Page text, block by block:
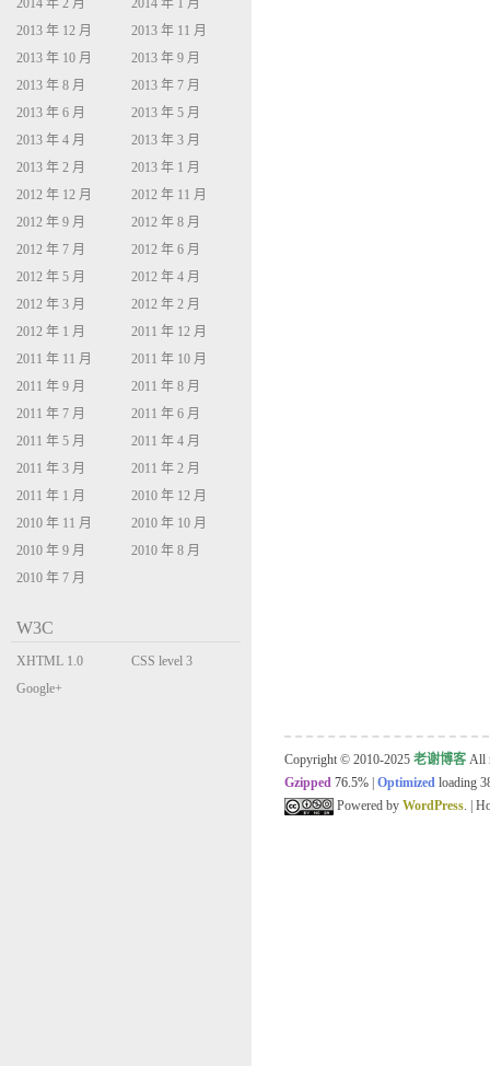
2014 年 2 月
2014 年 1 月
2013 年 12 月
2013 年 11 月
2013 年 10 月
2013 年 9 月
2013 年 8 月
2013 年 7 月
2013 年 6 月
2013 年 5 月
2013 年 4 月
2013 年 3 月
2013 年 2 月
2013 年 1 月
2012 年 12 月
2012 年 11 月
2012 年 9 月
2012 年 8 月
2012 年 7 月
2012 年 6 月
2012 年 5 月
2012 年 4 月
2012 年 3 月
2012 年 2 月
2012 年 1 月
2011 年 12 月
2011 年 11 月
2011 年 10 月
2011 年 9 月
2011 年 8 月
2011 年 7 月
2011 年 6 月
2011 年 5 月
2011 年 4 月
2011 年 3 月
2011 年 2 月
2011 年 1 月
2010 年 12 月
2010 年 11 月
2010 年 10 月
2010 年 9 月
2010 年 8 月
2010 年 7 月
W3C
XHTML 1.0
Transitional
CSS level 3
Google+
Copyright © 2010-2025 老谢博客 All
Gzipped 76.5% Optimized loading
Powered by WordPress. |